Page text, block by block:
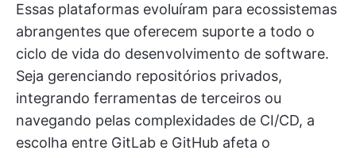
Essas plataformas evoluíram para ecossistemas
abrangentes que oferecem suporte a todo o
ciclo de vida do desenvolvimento de software.
Seja gerenciando repositórios privados,
integrando ferramentas de terceiros ou
navegando pelas complexidades de CI/CD, a
escolha entre GitLab e GitHub afeta o